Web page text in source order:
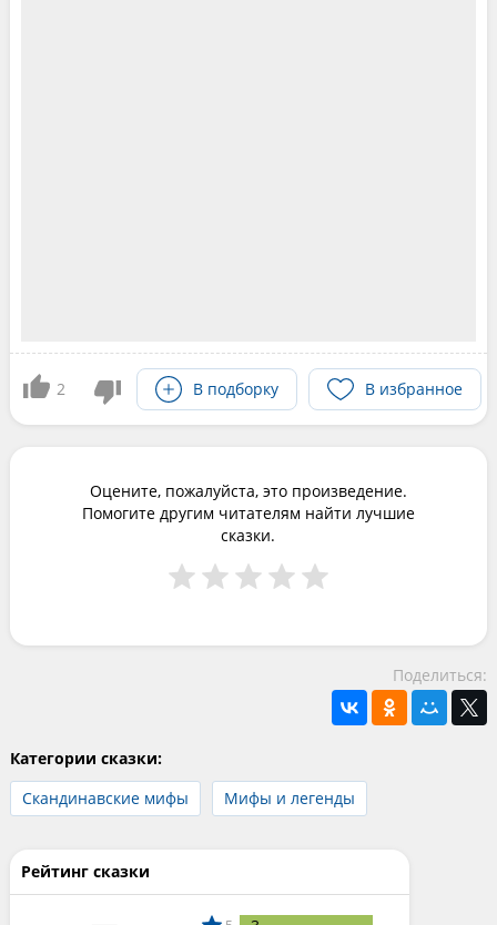
2 В подборку В избранное
Оцените, пожалуйста, это произведение.
Помогите другим читателям найти лучшие
сказки.
Поделиться:
Категории сказки:
Скандинавские мифы
Мифы и легенды
Рейтинг сказки